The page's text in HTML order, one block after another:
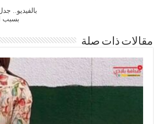
بالفيديو.. جدل حاد
بسبب
ذات صلة